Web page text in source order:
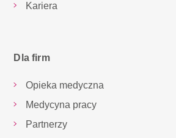
Kariera
Dla firm
Opieka medyczna
Medycyna pracy
Partnerzy